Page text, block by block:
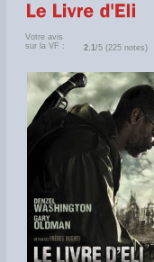
Votre avis
sur la VF :
2.1/5 (225 notes)